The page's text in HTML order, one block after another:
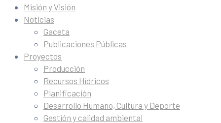
Misión y Visión
Noticias
Gaceta
Publicaciones Públicas
Proyectos
Producción
Recursos Hídricos
Planificación
Desarrollo Humano, Cultura y Deporte
Gestión y calidad ambiental